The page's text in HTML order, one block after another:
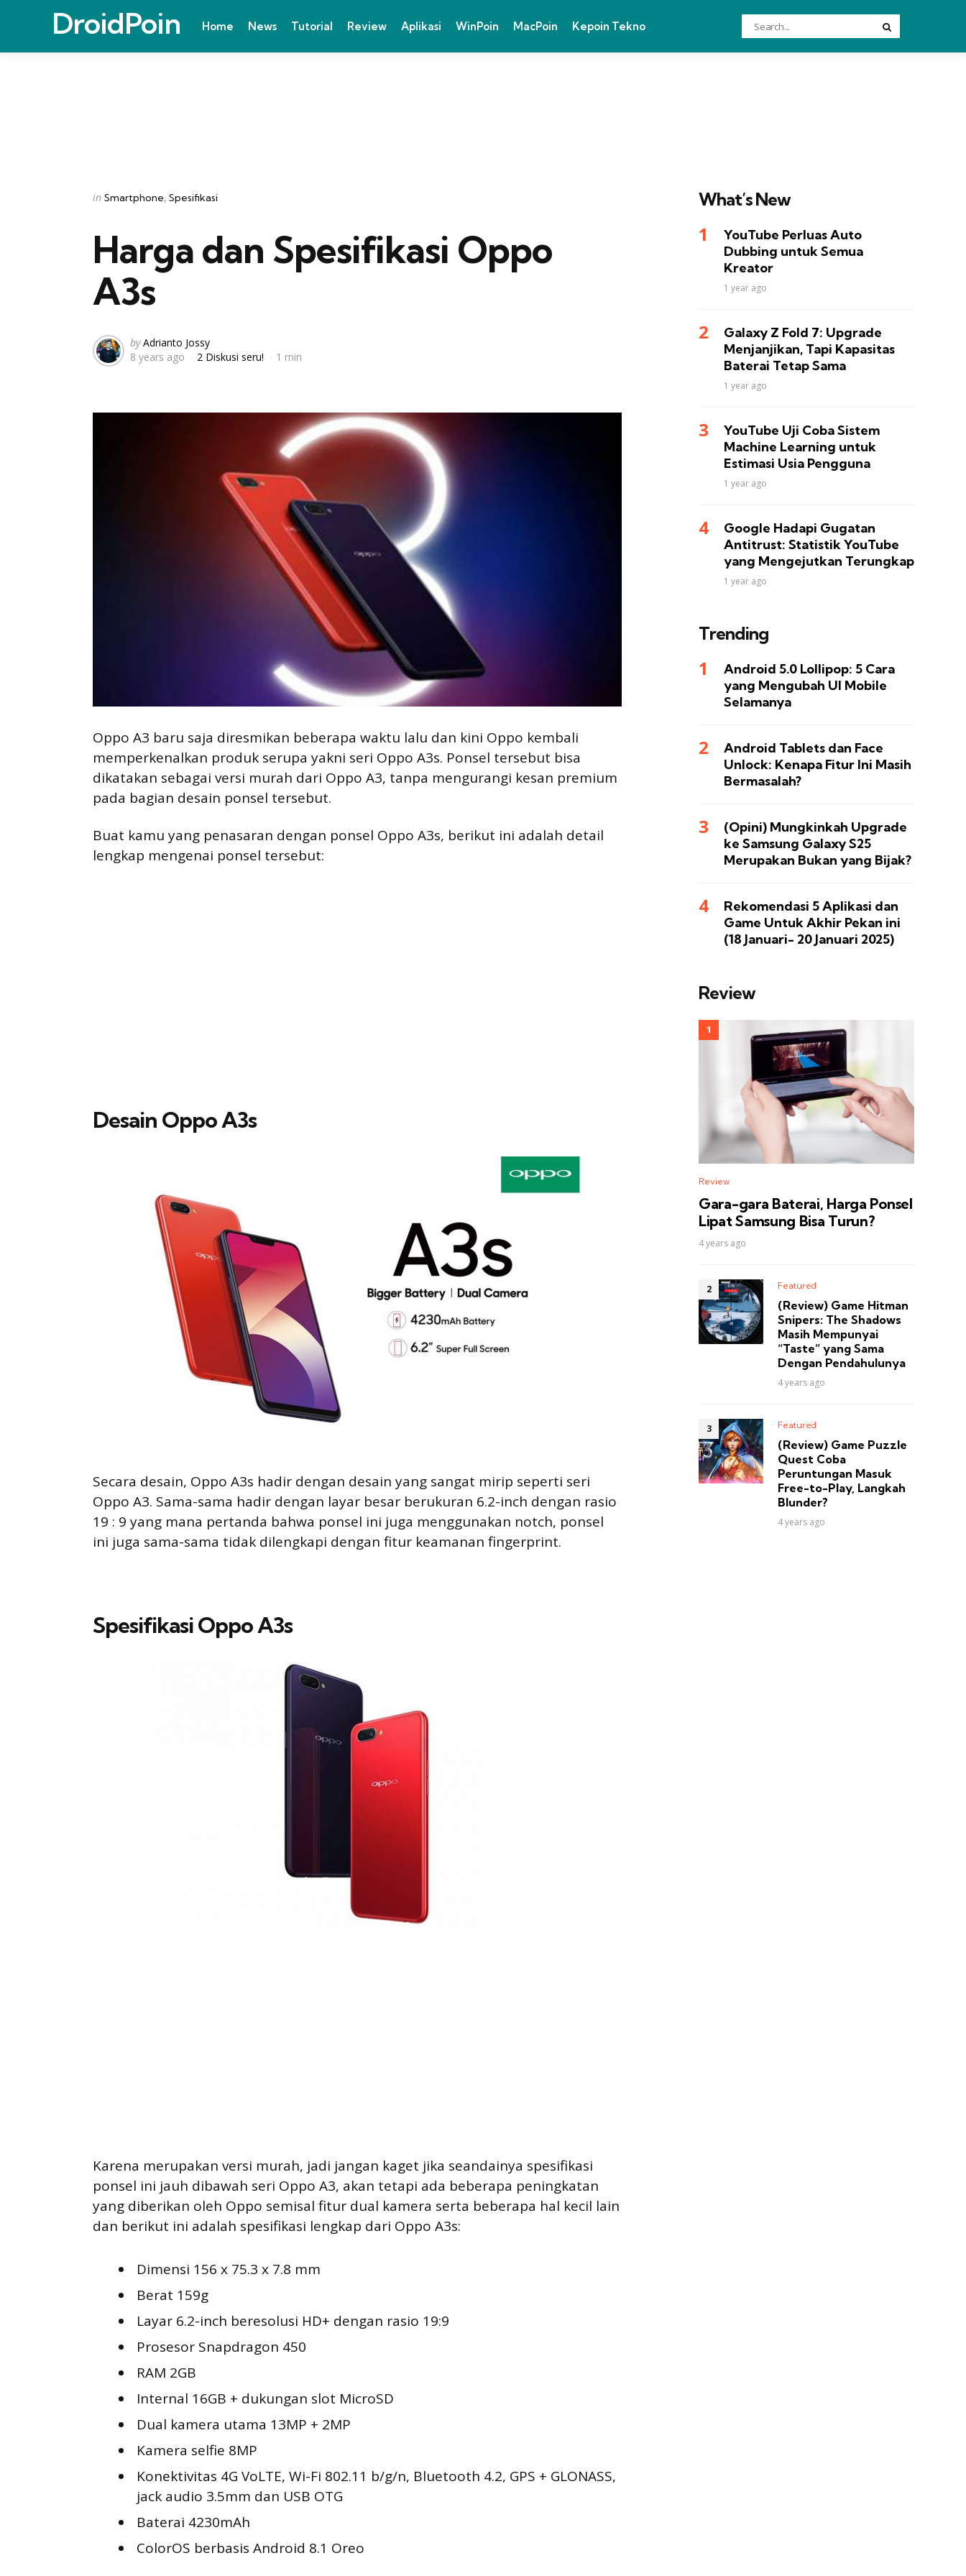
DroidPoin Home News Tutorial Review Aplikasi WinPoin MacPoin Kepoin Tekno
Search
for:
Categories
Posted
in Smartphone Spesifikasi
Harga dan Spesifikasi Oppo
A3s
Posted
by
by Adrianto Jossy
8 years ago
2 Diskusi seru! 1 min
Oppo A3 baru saja diresmikan beberapa waktu lalu dan kini Oppo kembali
memperkenalkan produk serupa yakni seri Oppo A3s. Ponsel tersebut bisa
dikatakan sebagai versi murah dari Oppo A3, tanpa mengurangi kesan premium
pada bagian desain ponsel tersebut.
Buat kamu yang penasaran dengan ponsel Oppo A3s, berikut ini adalah detail
lengkap mengenai ponsel tersebut:
Desain Oppo A3s
Secara desain, Oppo A3s hadir dengan desain yang sangat mirip seperti seri
Oppo A3. Sama-sama hadir dengan layar besar berukuran 6.2-inch dengan rasio
19 : 9 yang mana pertanda bahwa ponsel ini juga menggunakan notch, ponsel
ini juga sama-sama tidak dilengkapi dengan fitur keamanan fingerprint.
Spesifikasi Oppo A3s
Karena merupakan versi murah, jadi jangan kaget jika seandainya spesifikasi
ponsel ini jauh dibawah seri Oppo A3, akan tetapi ada beberapa peningkatan
yang diberikan oleh Oppo semisal fitur dual kamera serta beberapa hal kecil lain
dan berikut ini adalah spesifikasi lengkap dari Oppo A3s:
Dimensi 156 x 75.3 x 7.8 mm
Berat 159g
Layar 6.2-inch beresolusi HD+ dengan rasio 19:9
Prosesor Snapdragon 450
RAM 2GB
Internal 16GB + dukungan slot MicroSD
Dual kamera utama 13MP + 2MP
Kamera selfie 8MP
Konektivitas 4G VoLTE, Wi-Fi 802.11 b/g/n, Bluetooth 4.2, GPS + GLONASS,
jack audio 3.5mm dan USB OTG
Baterai 4230mAh
ColorOS berbasis Android 8.1 Oreo
What’s New
YouTube Perluas Auto
Dubbing untuk Semua
Kreator
1 year ago
Galaxy Z Fold 7: Upgrade
Menjanjikan, Tapi Kapasitas
Baterai Tetap Sama
1 year ago
YouTube Uji Coba Sistem
Machine Learning untuk
Estimasi Usia Pengguna
1 year ago
Google Hadapi Gugatan
Antitrust: Statistik YouTube
yang Mengejutkan Terungkap
1 year ago
Trending
Android 5.0 Lollipop: 5 Cara
yang Mengubah UI Mobile
Selamanya
Android Tablets dan Face
Unlock: Kenapa Fitur Ini Masih
Bermasalah?
(Opini) Mungkinkah Upgrade
ke Samsung Galaxy S25
Merupakan Bukan yang Bijak?
Rekomendasi 5 Aplikasi dan
Game Untuk Akhir Pekan ini
(18 Januari- 20 Januari 2025)
Review
Review
Gara-gara Baterai, Harga Ponsel
Lipat Samsung Bisa Turun?
4 years ago
Featured
(Review) Game Hitman
Snipers: The Shadows
Masih Mempunyai
“Taste” yang Sama
Dengan Pendahulunya
4 years ago
Featured
(Review) Game Puzzle
Quest Coba
Peruntungan Masuk
Free-to-Play, Langkah
Blunder?
4 years ago